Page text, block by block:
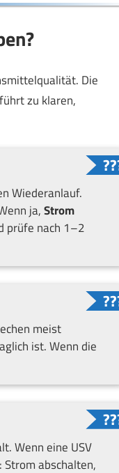
Die
zu klaren,
Wiederanlauf.
ja,Strom
prüfe nach 1–2
meist
ist. Wenn die
Wenn eine USV
abschalten,